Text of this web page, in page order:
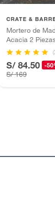
CRATE &
Mortero de
Acacia 2
S/ 84.50 -
S/ 169